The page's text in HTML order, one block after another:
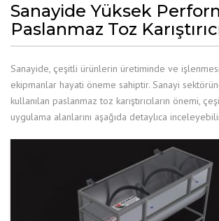
Sanayide Yüksek
Paslanmaz Toz
Sanayide, çeşitli ürünlerin üretiminde ve
ekipmanlar hayati öneme sahiptir. Sanayi
kullanılan paslanmaz toz karıştırıcıların önemi,
uygulama alanlarını aşağıda detaylıca